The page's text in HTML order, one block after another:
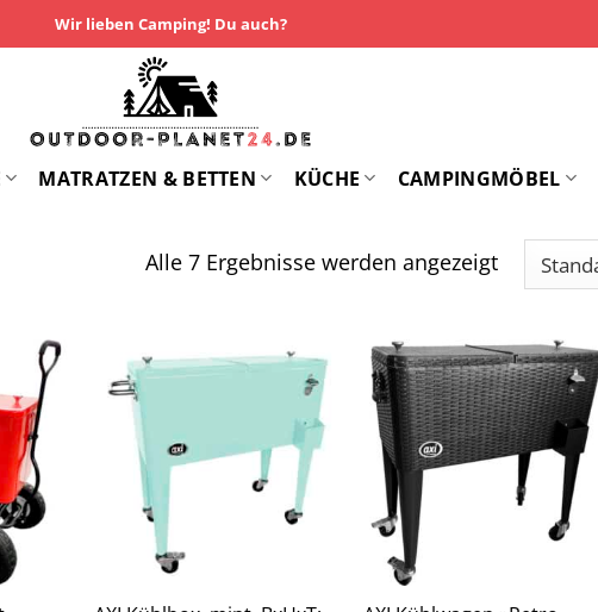
Wir lieben Camping! Du auch?
MATRATZEN & BETTEN KÜCHE CAMPINGMÖBEL
Alle 7 Ergebnisse werden angezeigt